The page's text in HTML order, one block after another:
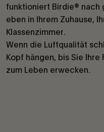
funktioniert Birdie® nach
eben in Ihrem Zuhause,
Klassenzimmer.
Wenn die Luftqualität
Kopf hängen, bis Sie
zum Leben erwecken.